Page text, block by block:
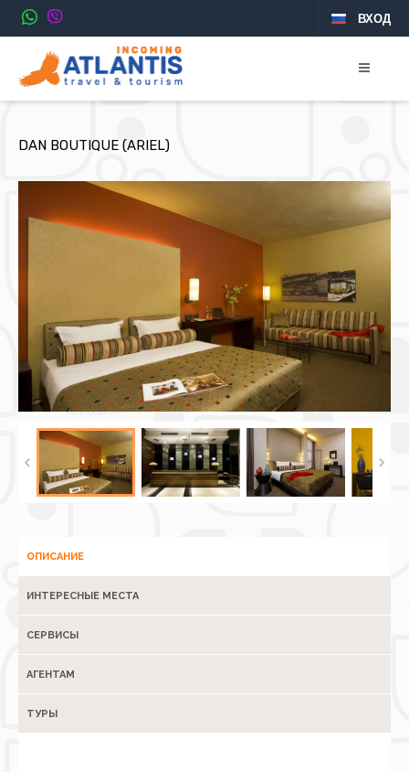
ВХОД
DAN BOUTIQUE (ARIEL)
ОПИСАНИЕ
ИНТЕРЕСНЫЕ МЕСТА
СЕРВИСЫ
АГЕНТАМ
ТУРЫ